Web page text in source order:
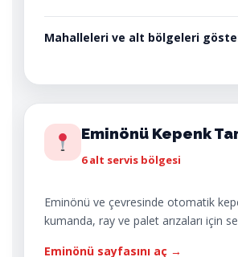
Mahalleleri ve alt bölgeleri
Eminönü Kepenk
6 alt servis bölgesi
Eminönü ve çevresinde otomatik
kumanda, ray ve palet arızaları için
Eminönü sayfasını aç →